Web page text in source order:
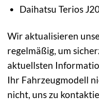
Daihatsu Terios
Wir aktualisieren
regelmäßig, um
aktuellsten
Ihr Fahrzeugmodell
nicht, uns zu